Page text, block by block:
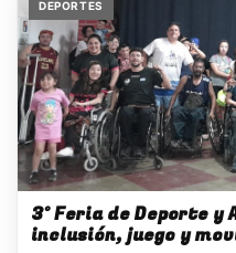
DEPORTES
3° Feria de Deporte
inclusión, juego y